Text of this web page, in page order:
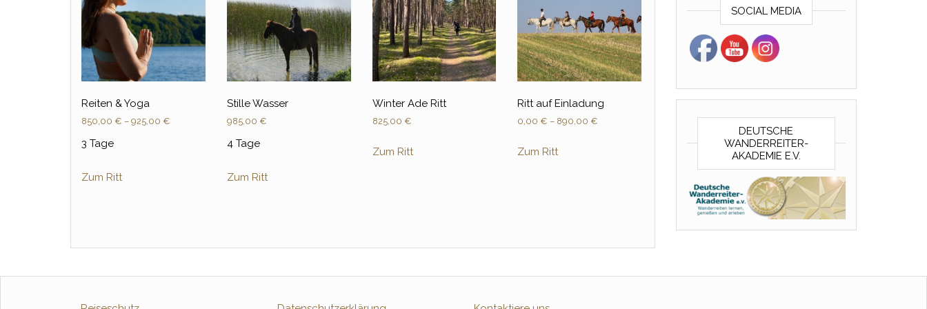
Reiten & Yoga
850,00 € – 925,00 €
3 Tage
Zum Ritt
Stille Wasser
985,00 €
4 Tage
Zum Ritt
Winter Ade Ritt
825,00 €
Zum Ritt
Ritt auf Einladung
0,00 € – 890,00 €
Zum Ritt
SOCIAL MEDIA
DEUTSCHE
WANDERREITER-
AKADEMIE E.V.